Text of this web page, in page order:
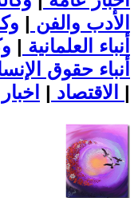
الأدب والفن |
أنباء العلمانية |
أنباء حقوق
الاقتصاد | |